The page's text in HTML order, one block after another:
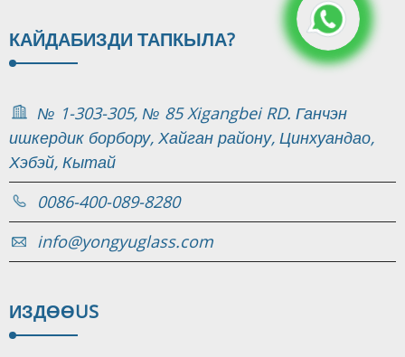
КАЙДАБИЗДИ ТАПКЫЛА?
№ 1-303-305, № 85 Xigangbei RD. Ганчэн
ишкердик борбору, Хайган району, Цинхуандао,
Хэбэй, Кытай
0086-400-089-8280
info@yongyuglass.com
ИЗДӨӨUS